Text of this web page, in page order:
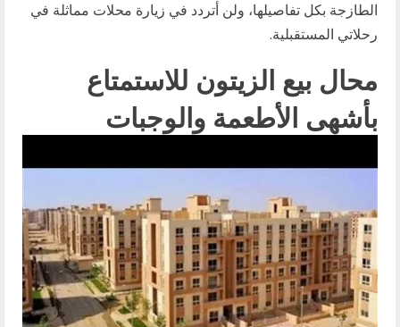
الطازجة بكل تفاصيلها، ولن أتردد في زيارة محلات مماثلة في
رحلاتي المستقبلية.
محال بيع الزيتون للاستمتاع
بأشهى الأطعمة والوجبات